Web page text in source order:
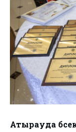
Атырауда